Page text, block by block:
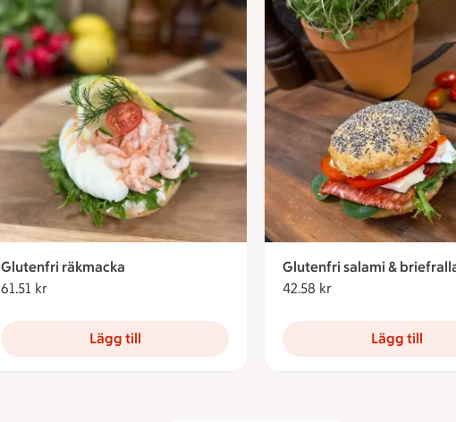
Glutenfri räkmacka
61.51 kr
Lägg till
Glutenfri salami &
42.58 kr
Lägg till